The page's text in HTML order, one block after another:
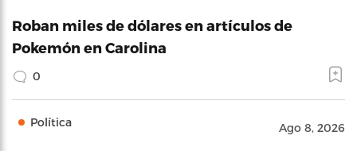
Roban miles de dólares en artículos de
Pokemón en Carolina
0
Política Ago 8, 2026